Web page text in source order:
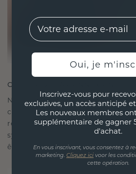
CRÉÉ POUR LA CONNEXION
Notre philosophie en matière
créer des liens, chaque pièce
résister à l'épreuve du temps.
symbole d'amour et de
être portée et chérie pour
EMail
Oui, je
Inscrivez-vous pour
exclusives, un accès anticipé
Les nouveaux membres
supplémentaire de gagner
d'achat.
En vous inscrivant, vous consentez à
marketing. Cliquez ici voor les
cette opération.